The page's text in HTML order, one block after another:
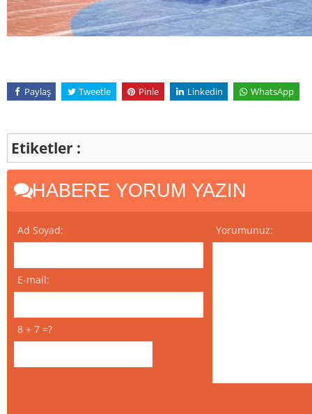
Paylaş Tweetle Pinle Linkedin WhatsApp
Etiketler :
HABERE YORUM YAZIN
Ad Soyad:
E-mail:
8 + 7 =?
Yorumunuz: